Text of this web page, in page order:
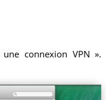
connexion VPN ».